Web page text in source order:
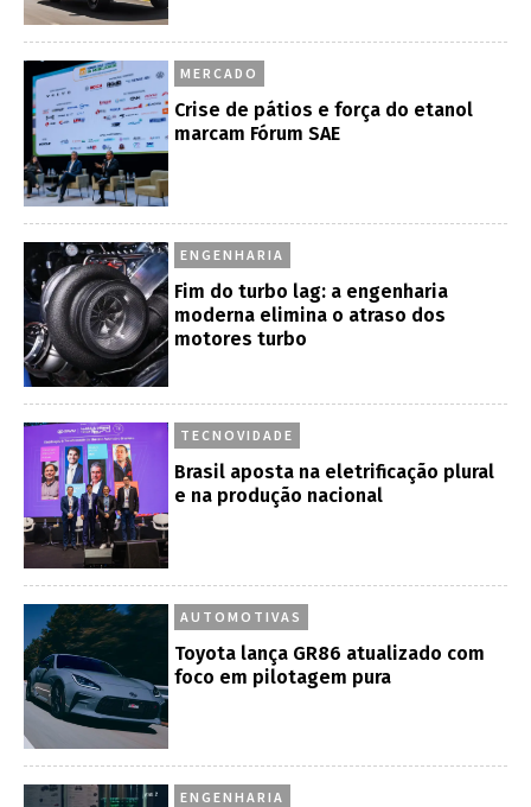
MERCADO
Crise de pátios e força do etanol
marcam Fórum SAE
ENGENHARIA
Fim do turbo lag: a engenharia
moderna elimina o atraso dos
motores turbo
TECNOVIDADE
Brasil aposta na eletrificação plural
e na produção nacional
AUTOMOTIVAS
Toyota lança GR86 atualizado com
foco em pilotagem pura
ENGENHARIA